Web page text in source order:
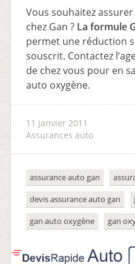
Vous souhaitez
chez Gan ? La formule
permet une réduction
souscrit. Contactez
de chez vous pour en
auto oxygène.
11 janvier 2011
Assurances auto
assurance auto gan
devis assurance auto gan
gan auto oxygène
gan